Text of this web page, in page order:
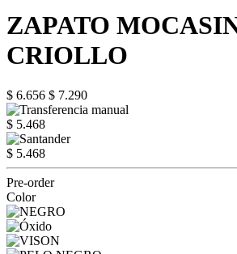
ZAPATO
CRIOLLO
$ 6.656 $ 7.290
$ 5.468
$ 5.468
Pre-order
Color